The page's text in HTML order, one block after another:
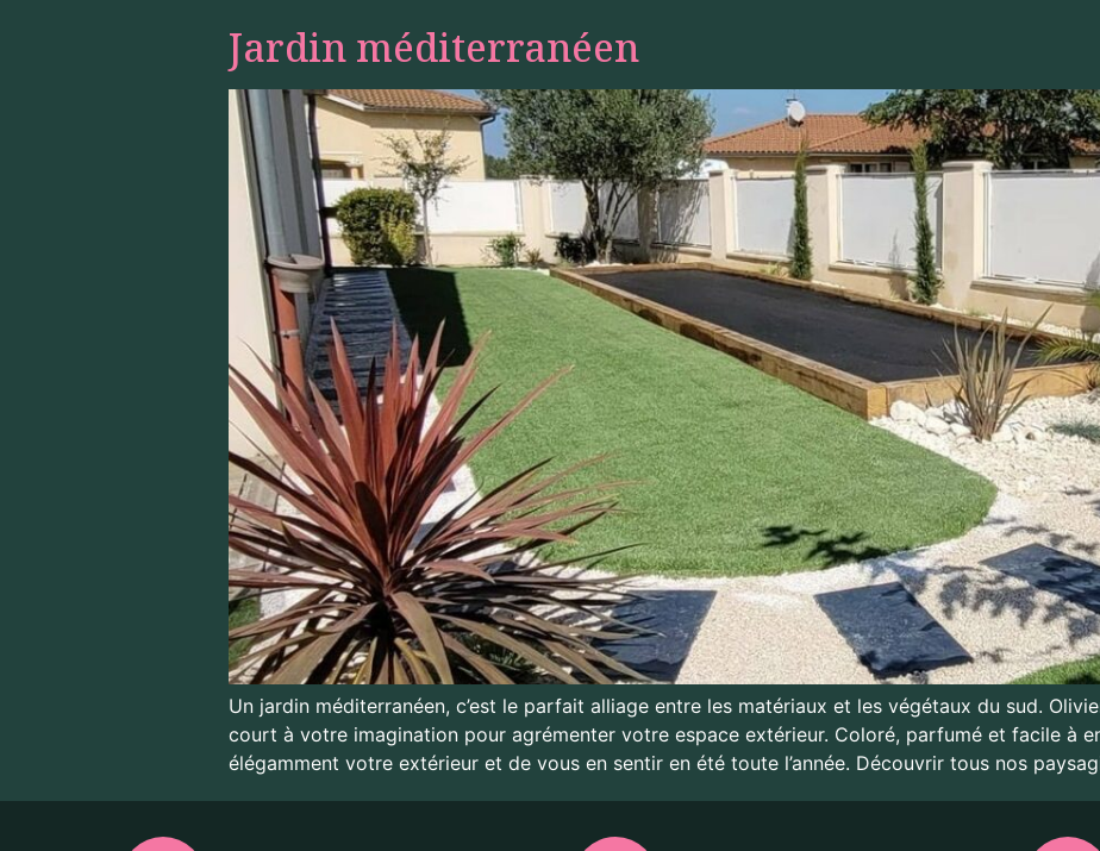
Jardin méditerranéen
Un jardin méditerranéen, c’est le parfait alliage entre les matériaux et les végétaux du sud.
court à votre imagination pour agrémenter votre espace extérieur. Coloré, parfumé et facile à
élégamment votre extérieur et de vous en sentir en été toute l’année. Découvrir tous nos